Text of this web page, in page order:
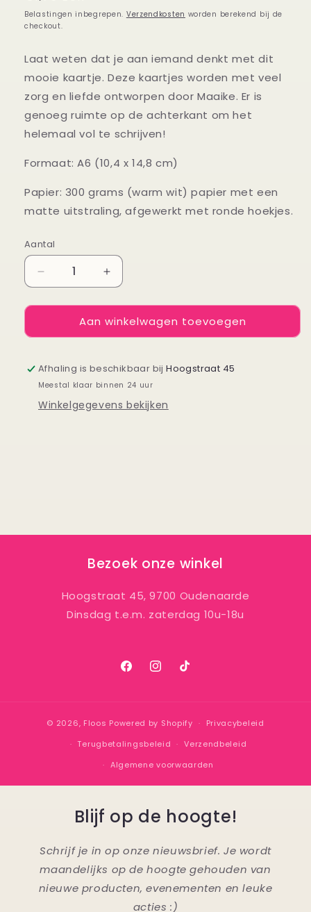
prijs
Belastingen inbegrepen. Verzendkosten worden berekend bij de
checkout.
Laat weten dat je aan iemand denkt met dit
mooie kaartje. Deze kaartjes worden met veel
zorg en liefde ontworpen door Maaike. Er is
genoeg ruimte op de achterkant om het
helemaal vol te schrijven!
Formaat: A6 (10,4 x 14,8 cm)
Papier: 300 grams (warm wit) papier met een
matte uitstraling, afgewerkt met ronde hoekjes.
Aantal
Aantal
Aantal
verlagen
voor
De
plek
op
wereld
Aantal
verhogen
voor
Kaartje
De
plek
wereld
Aan winkelwagen toevoegen
Afhaling is beschikbaar bijHoogstraat 45
Meestal klaar binnen 24 uur
Winkelgegevens bekijken
Bezoek onze winkel
Hoogstraat 45, 9700 Oudenaarde
Dinsdag t.e.m. zaterdag 10u-18u
FacebookInstagram
TikTok
© 2026, Floos Powered by Shopify
Privacybeleid
Terugbetalingsbeleid
Verzendbeleid
Algemene voorwaarden
Blijf op de hoogte!
Schrijf je in op onze nieuwsbrief. Je wordt
maandelijks op de hoogte gehouden van
nieuwe producten, evenementen en leuke
acties :)